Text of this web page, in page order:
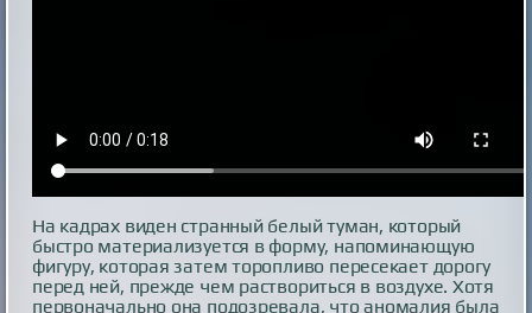
На кадрах виден странный белый туман, который
быстро материализуется в форму, напоминающую
фигуру, которая затем торопливо пересекает дорогу
перед ней, прежде чем раствориться в воздухе. Хотя
первоначально она подозревала, что аномалия была